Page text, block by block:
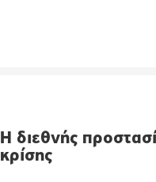
Η διεθνής
κρίσης